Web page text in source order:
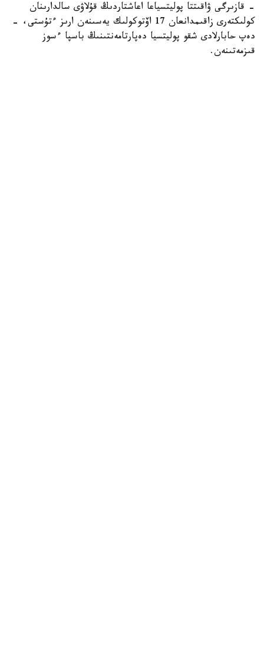
- قازىرگى ۋاقىتتا پوليتسياعا اعاشتاردىڭ قۇلاۋى سالدارىنان
كولىكتەرى زاقىمدانعان 17 اۆتوكولىك يەسىنەن ارىز ءتۇستى، -
دەپ حابارلادى شقو پوليتسيا دەپارتامەنتىنىڭ باسپا ءسوز
قىزمەتىنەن.